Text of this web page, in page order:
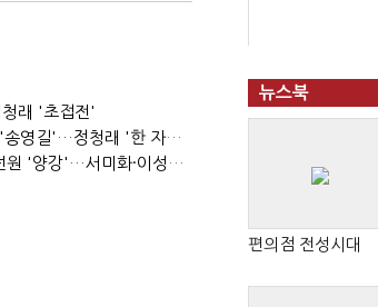
래 '초접전'
(정기여론조사)③2순위, 10명 중 4명 '송영길'…정청래 '한 자릿수'
(정기여론조사)④최고위원 최민희·박선원 '양강'…서미화·이성윤·임미애 뒤이어
뉴스북
편의점 전성시대